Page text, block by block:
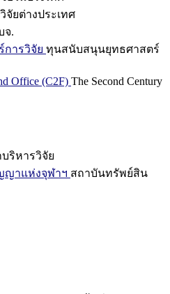
จัยต่างประเทศ
จ.
ารวิจัย ทุนสนับสนุนยุทธศาสตร์
Office (C2F) The Second Century
ริหารวิจัย
ญาแห่งจุฬาฯ สถาบันทรัพย์สิน